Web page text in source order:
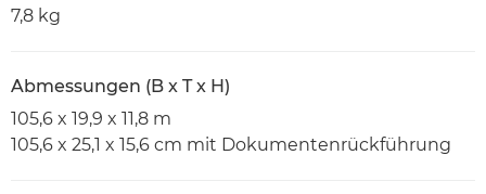
7,8 kg
Abmessungen (B x T x H)
105,6 x 19,9 x 11,8 m
105,6 x 25,1 x 15,6 cm mit Dokumentenrückführung